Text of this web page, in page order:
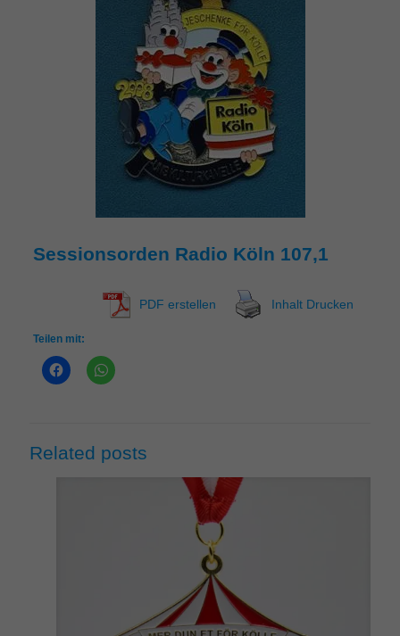
Sessionsorden Radio Köln 107,1
PDF erstellen Inhalt Drucken
Teilen mit:
Related posts